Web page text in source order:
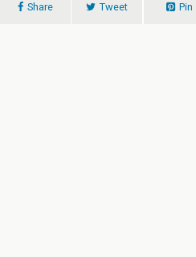
Share Tweet Pin